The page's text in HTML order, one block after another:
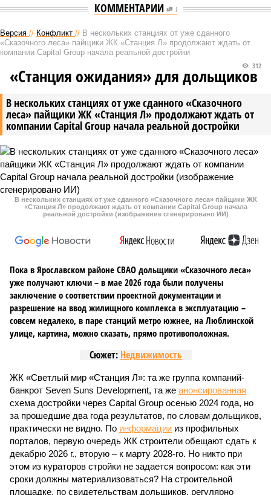
КОММЕНТАРИИ 1
Версия // Конфликт // В нескольких станциях от уже сданного
«Сказочного леса» пайщики ЖК «Станция Л» продолжают ждать от
компании Capital Group начала реальной достройки
В нескольких станциях от уже сданного «Сказочного
леса» пайщики ЖК «Станция Л» продолжают ждать от
компании Capital Group начала реальной достройки
312
«Станция ожидания» для дольщиков
В нескольких станциях от уже сданного «Сказочного леса» пайщики ЖК
«Станция Л» продолжают ждать от компании Capital Group начала
реальной достройки (изображение сгенерировано ИИ)
Пока в Ярославском районе СВАО дольщики «Сказочного леса»
уже получают ключи – в мае 2026 года были получены
заключение о соответствии проектной документации и
разрешение на ввод жилищного комплекса в эксплуатацию –
совсем недалеко, в паре станций метро южнее, на Люблинской
улице, картина, можно сказать, прямо противоположная.
Сюжет: Недвижимость
ЖК «Светлый мир «Станция Л»: та же группа компаний-
банкрот Seven Suns Development, та же анонсированная
схема достройки через Capital Group осенью 2024 года, но
за прошедшие два года результатов, по словам дольщиков,
практически не видно. По информации из профильных
порталов, первую очередь ЖК строители обещают сдать к
декабрю 2026 г., вторую – к марту 2028-го. Но никто при
этом из кураторов стройки не задается вопросом: как эти
сроки должны материализоваться? На строительной
площадке, по свидетельствам дольщиков, регулярно